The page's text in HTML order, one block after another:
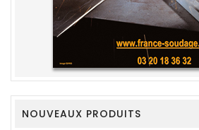
NOUVEAUX PRODUITS